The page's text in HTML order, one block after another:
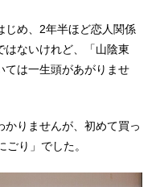
じめ、2年半ほど恋人関係
はないけれど、「山陰東
ては一生頭があがりませ
りませんが、初めて買っ
り」でした。